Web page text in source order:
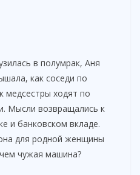
в полумрак, Аня
как соседи по
медсестры ходят по
Мысли возвращались к
и банковском вкладе.
для родной женщины
чужая машина?